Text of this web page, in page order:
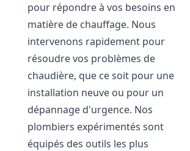
pour répondre à vos besoins en
matière de chauffage. Nous
intervenons rapidement pour
résoudre vos problèmes de
chaudière, que ce soit pour une
installation neuve ou pour un
dépannage d'urgence. Nos
plombiers expérimentés sont
équipés des outils les plus